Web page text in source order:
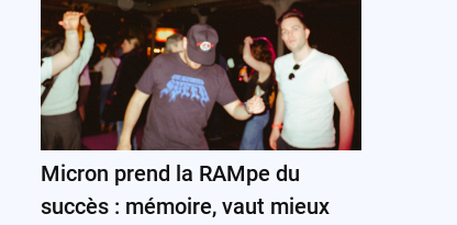
Micron prend la RAMpe du
succès : mémoire, vaut mieux